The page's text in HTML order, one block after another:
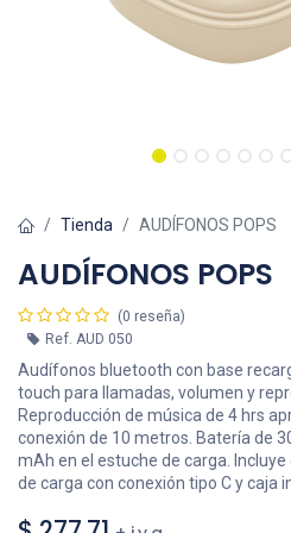
Tienda AUDÍFONOS POPS
AUDÍFONOS POPS
(0 reseña)
Ref. AUD 050
Audífonos bluetooth con base
touch para llamadas, volumen y
Reproducción de música de 4 hrs
conexión de 10 metros. Batería de
mAh en el estuche de carga.
de carga con conexión tipo C y caja